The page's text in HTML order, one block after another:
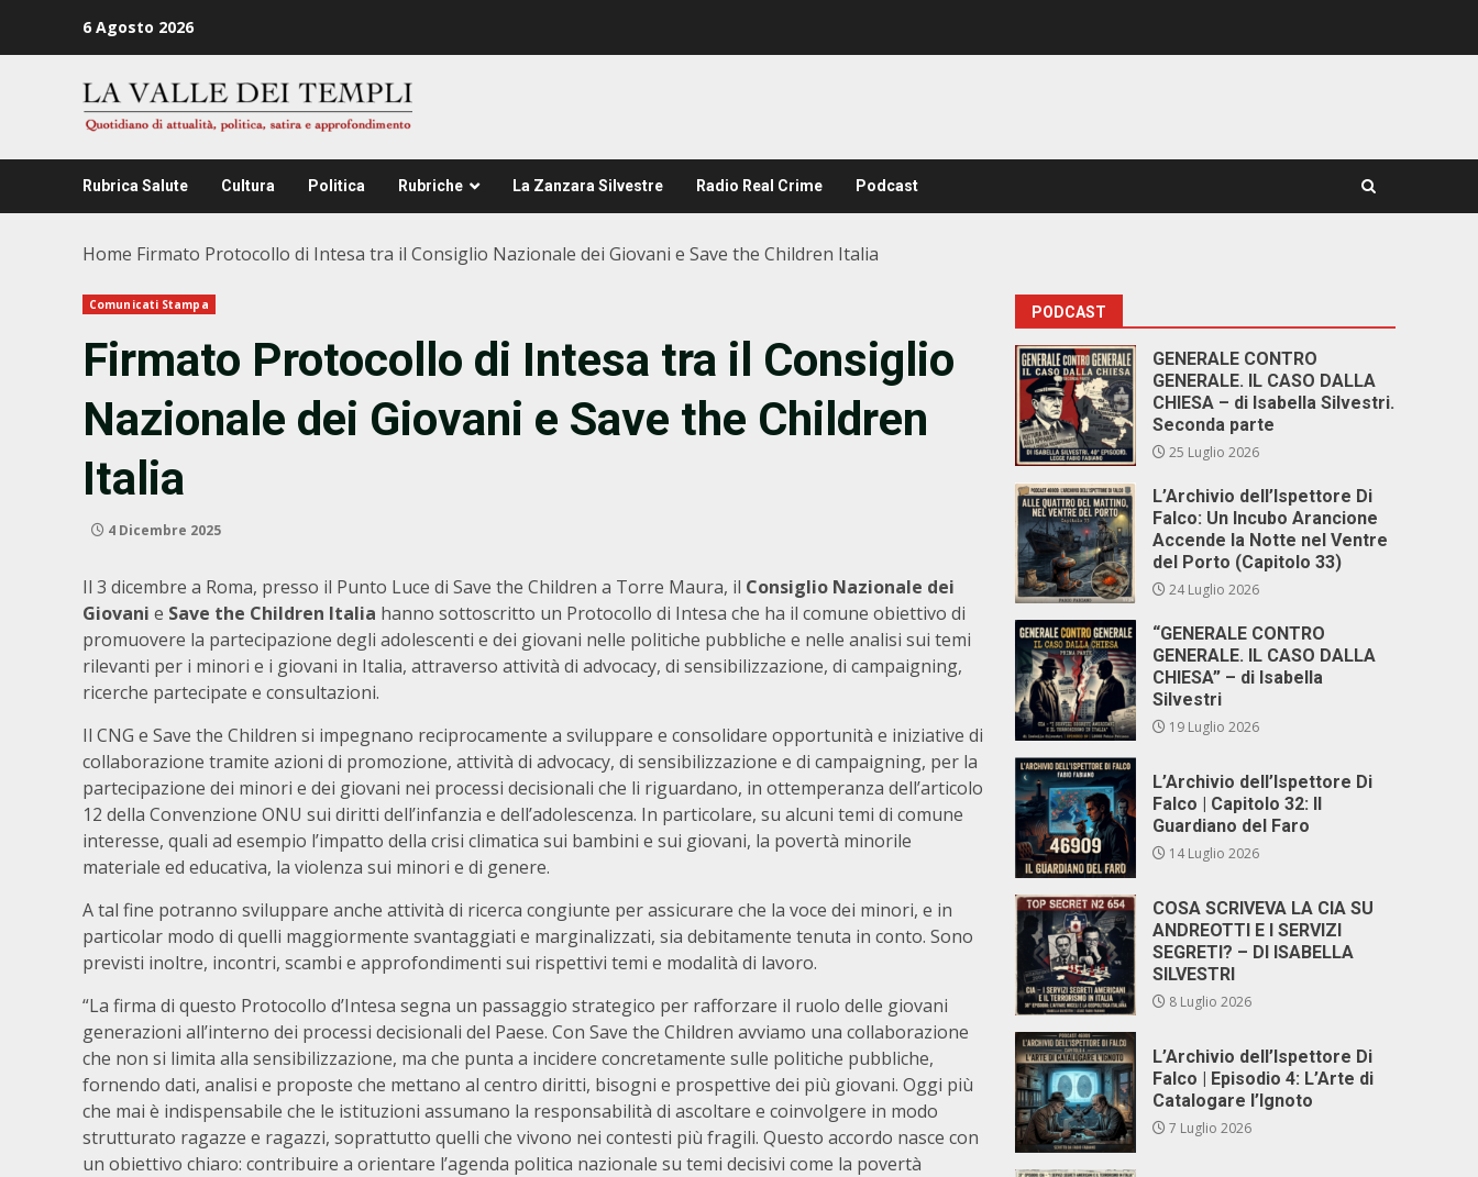
6 Agosto 2026
Rubrica Salute Cultura Politica Rubriche La Zanzara Silvestre Radio Real Crime Podcast
Home Firmato Protocollo di Intesa tra il Consiglio Nazionale dei Giovani e Save the Children Italia
Comunicati Stampa
Firmato Protocollo di Intesa tra il Consiglio
Nazionale dei Giovani e Save the Children
Italia
4 Dicembre 2025
Il 3 dicembre a Roma, presso il Punto Luce di Save the Children a Torre Maura, il Consiglio Nazionale dei
Giovani e Save the Children Italia hanno sottoscritto un Protocollo di Intesa che ha il comune obiettivo di
promuovere la partecipazione degli adolescenti e dei giovani nelle politiche pubbliche e nelle analisi sui temi
rilevanti per i minori e i giovani in Italia, attraverso attività di advocacy, di sensibilizzazione, di campaigning,
ricerche partecipate e consultazioni.
Il CNG e Save the Children si impegnano reciprocamente a sviluppare e consolidare opportunità e iniziative di
collaborazione tramite azioni di promozione, attività di advocacy, di sensibilizzazione e di campaigning, per la
partecipazione dei minori e dei giovani nei processi decisionali che li riguardano, in ottemperanza dell’articolo
12 della Convenzione ONU sui diritti dell’infanzia e dell’adolescenza. In particolare, su alcuni temi di comune
interesse, quali ad esempio l’impatto della crisi climatica sui bambini e sui giovani, la povertà minorile
materiale ed educativa, la violenza sui minori e di genere.
A tal fine potranno sviluppare anche attività di ricerca congiunte per assicurare che la voce dei minori, e in
particolar modo di quelli maggiormente svantaggiati e marginalizzati, sia debitamente tenuta in conto. Sono
previsti inoltre, incontri, scambi e approfondimenti sui rispettivi temi e modalità di lavoro.
“La firma di questo Protocollo d’Intesa segna un passaggio strategico per rafforzare il ruolo delle giovani
generazioni all’interno dei processi decisionali del Paese. Con Save the Children avviamo una collaborazione
che non si limita alla sensibilizzazione, ma che punta a incidere concretamente sulle politiche pubbliche,
fornendo dati, analisi e proposte che mettano al centro diritti, bisogni e prospettive dei più giovani. Oggi più
che mai è indispensabile che le istituzioni assumano la responsabilità di ascoltare e coinvolgere in modo
strutturato ragazze e ragazzi, soprattutto quelli che vivono nei contesti più fragili. Questo accordo nasce con
un obiettivo chiaro: contribuire a orientare l’agenda politica nazionale su temi decisivi come la povertà
PODCAST
GENERALE CONTRO
GENERALE. IL CASO DALLA
CHIESA – di Isabella Silvestri.
Seconda parte
25 Luglio 2026
L’Archivio dell’Ispettore Di
Falco: Un Incubo Arancione
Accende la Notte nel Ventre
del Porto (Capitolo 33)
24 Luglio 2026
“GENERALE CONTRO
GENERALE. IL CASO DALLA
CHIESA” – di Isabella
Silvestri
19 Luglio 2026
L’Archivio dell’Ispettore Di
Falco | Capitolo 32: Il
Guardiano del Faro
14 Luglio 2026
COSA SCRIVEVA LA CIA SU
ANDREOTTI E I SERVIZI
SEGRETI? – DI ISABELLA
SILVESTRI
8 Luglio 2026
L’Archivio dell’Ispettore Di
Falco | Episodio 4: L’Arte di
Catalogare l’Ignoto
7 Luglio 2026